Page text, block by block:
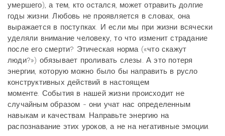
умершего), а тем, кто остался, может отравить долгие
годы жизни. Любовь не проявляется в словах, она
выражается в поступках. И если мы при жизни всячески
уделяли внимание человеку, то что изменит страдание
после его смерти? Этическая норма («что скажут
люди?») обязывает проливать слезы. А это потеря
энергии, которую можно было бы направить в русло
конструктивных действий в настоящем
моменте. События в нашей жизни происходит не
случайным образом - они учат нас определенным
навыкам и качествам. Направьте энергию на
распознавание этих уроков, а не на негативные эмоции.